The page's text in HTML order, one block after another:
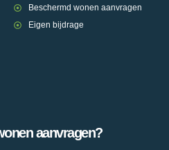
Beschermd wonen aanvragen
Eigen bijdrage
aanvragen?